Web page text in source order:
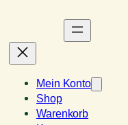
Mein Konto
Shop
Warenkorb